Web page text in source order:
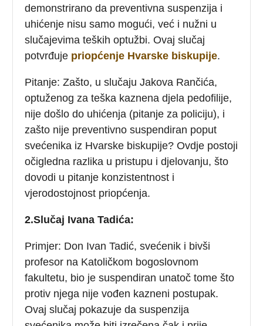
demonstrirano da preventivna suspenzija i
uhićenje nisu samo mogući, već i nužni u
slučajevima teških optužbi. Ovaj slučaj
potvrđuje priopćenje Hvarske biskupije.
Pitanje: Zašto, u slučaju Jakova Rančića,
optuženog za teška kaznena djela pedofilije,
nije došlo do uhićenja (pitanje za policiju), i
zašto nije preventivno suspendiran poput
svećenika iz Hvarske biskupije? Ovdje postoji
očigledna razlika u pristupu i djelovanju, što
dovodi u pitanje konzistentnost i
vjerodostojnost priopćenja.
2.Slučaj Ivana Tadića:
Primjer: Don Ivan Tadić, svećenik i bivši
profesor na Katoličkom bogoslovnom
fakultetu, bio je suspendiran unatoč tome što
protiv njega nije vođen kazneni postupak.
Ovaj slučaj pokazuje da suspenzija